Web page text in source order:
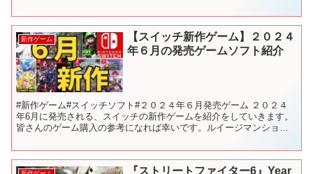
新作ゲーム
【スイッチ新作ゲーム】２０２４
年６月の発売ゲームソフト紹介
#新作ゲーム#スイッチソフト#２０２４年６月発売ゲーム ２０２４
年6月に発売される、スイッチの新作ゲームを紹介をしていきます。
皆さんのゲーム購入の参考になれば幸いです。ルイージマンション2
『ストリートファイター6』Year